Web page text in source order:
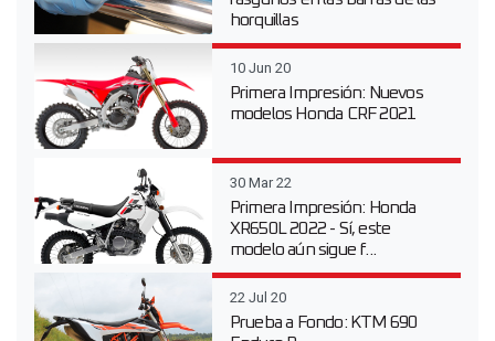
horquillas
10 Jun 20
Primera Impresión: Nuevos
modelos Honda CRF 2021
30 Mar 22
Primera Impresión: Honda
XR650L 2022 - Sí, este
modelo aún sigue f...
22 Jul 20
Prueba a Fondo: KTM 690